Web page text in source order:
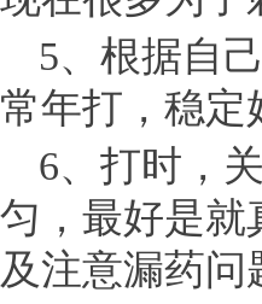
5、根据自
常年打，稳定
6、打时，
匀，最好是就
及注意漏药问